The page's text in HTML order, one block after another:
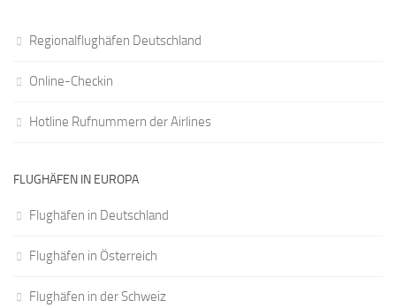
Regionalflughäfen Deutschland
Online-Checkin
Hotline Rufnummern der Airlines
FLUGHÄFEN IN EUROPA
Flughäfen in Deutschland
Flughäfen in Österreich
Flughäfen in der Schweiz